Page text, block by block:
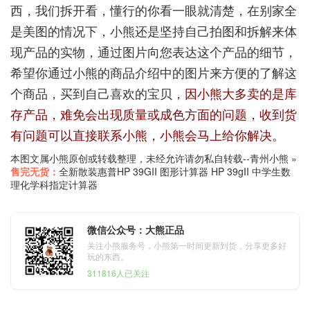
西，我们拆开看，懂行的你看一眼就清楚，在别家全
是美图的情况下，小熊还是坚持自己拍图和拆解来体
现产品的实物，通过图片向您表达这个产品的细节，
希望你通过小熊的商品介绍中的图片来方便的了解这
个商品，买到自己喜欢的宝贝， 因小熊大多卖的是库
存产品，难免会出现质量或成色方面的问题，收到货
有问题可以直接联系小熊，小熊会马上给你解决。
本图文属小熊原创或转载整理，未经允许请勿私自转载--青州小熊 »
售完无货： 全新散装惠普HP 39GII 图形计算器 HP 39gII 中学生数
理化学科指定计算器
微信公众号：大熊正品
关注小熊服务号，小熊第一时间更新到货，分享更多好
玩的东西。
311816人已关注